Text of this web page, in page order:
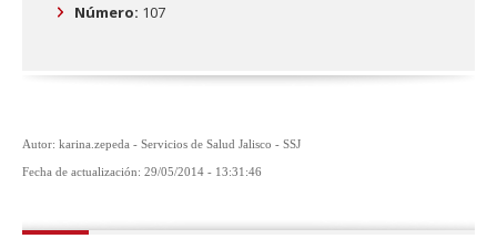
Número: 107
Autor: karina.zepeda - Servicios de Salud Jalisco - SSJ
Fecha de actualización: 29/05/2014 - 13:31:46